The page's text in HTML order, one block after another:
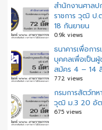
สํานักงานศาลป
ราชการ วุฒิ ป.
18 กันยายน
0.9k views
ธนาคารเพื่อกา
บุคคลเพื่อเป็น
สมัคร 4 – 14
772 views
กรมการสัตว์ทห
วุฒิ ม.3 20 อัต
675 views